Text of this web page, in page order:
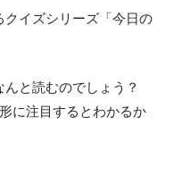
イズシリーズ「今日の
んと読むのでしょう？
に注目するとわかるか